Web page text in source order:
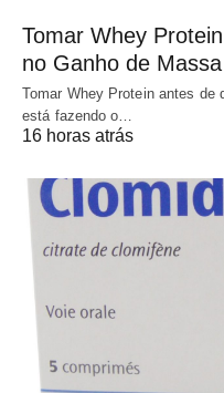
Tomar Whey
no Ganho de
Tomar Whey Protein antes de
está fazendo o…
16 horas atrás